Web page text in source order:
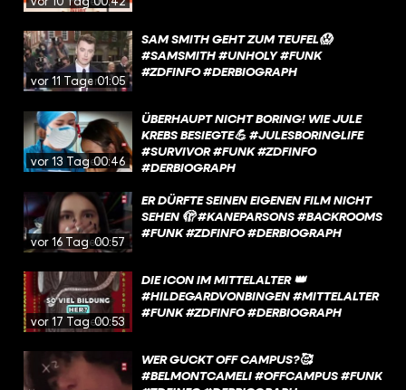
vor 11 Tagen01:05
SAM SMITH GEHT ZUM TEUFEL😱
#SAMSMITH #UNHOLY #FUNK
#ZDFINFO #DERBIOGRAPH
vor 13 Tagen00:46
ÜBERHAUPT NICHT BORING! WIE JULE
KREBS BESIEGTE💪 #JULESBORINGLIFE
#SURVIVOR #FUNK #ZDFINFO
#DERBIOGRAPH
vor 16 Tagen00:57
ER DÜRFTE SEINEN EIGENEN FILM NICHT
SEHEN 🫣 #KANEPARSONS #BACKROOMS
#FUNK #ZDFINFO #DERBIOGRAPH
vor 17 Tagen00:53
DIE ICON IM MITTELALTER 👑
#HILDEGARDVONBINGEN #MITTELALTER
#FUNK #ZDFINFO #DERBIOGRAPH
WER GUCKT OFF CAMPUS?🥰
#BELMONTCAMELI #OFFCAMPUS #FUNK